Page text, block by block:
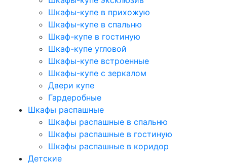
Шкафы-купе в прихожую
Шкафы-купе в спальню
Шкаф-купе в гостиную
Шкаф-купе угловой
Шкафы-купе встроенные
Шкафы-купе с зеркалом
Двери купе
Гардеробные
Шкафы распашные
Шкафы распашные в спальню
Шкафы распашные в гостиную
Шкафы распашные в коридор
Детские